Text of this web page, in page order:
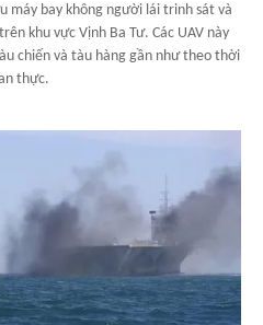
máy bay không người lái trinh sát và
khu vực Vịnh Ba Tư. Các UAV này
chiến và tàu hàng gần như theo thời
thực.